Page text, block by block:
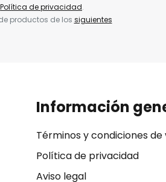
Política de privacidad.
productos de los siguientes
Información
Términos y condiciones
Política de privacidad
Aviso legal